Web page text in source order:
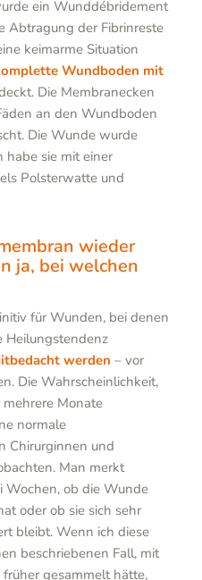
ein Wunddébridement
Abtragung der Fibrinreste
keimarme Situation
Wundboden mit
Die Membranecken
an den Wundboden
Die Wunde wurde
habe sie mit einer
Polsterwatte und
wieder
ja, bei welchen
für Wunden, bei denen
Heilungstendenz
werden – vor
Die Wahrscheinlichkeit,
Monate
normale
Chirurginnen und
Man merkt
Wochen, ob die Wunde
oder ob sie sich sehr
bleibt. Wenn ich diese
beschriebenen Fall, mit
gesammelt hätte,